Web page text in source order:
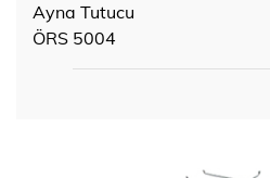
Ayna Tutucu
ÖRS 5004